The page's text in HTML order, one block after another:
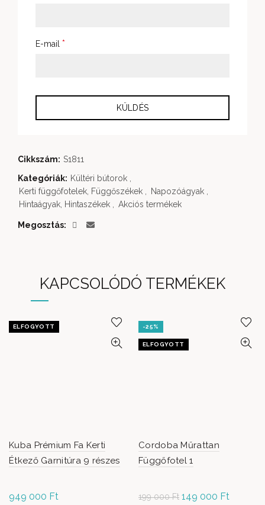
E-mail *
Cikkszám: S1811
Kategóriák: Kültéri bútorok ,
Kerti függőfotelek, Függőszékek , Napozóágyak ,
Hintaágyak, Hintaszékek , Akciós termékek
Megosztás
KAPCSOLÓDÓ TERMÉKEK
ELFOGYOTT
Kuba Prémium Fa Kerti
Étkező Garnitúra 9 részes
949 000 Ft
-25%
ELFOGYOTT
Cordoba Műrattan
Függőfotel 1
199 000Ft Original
149 000 Ft